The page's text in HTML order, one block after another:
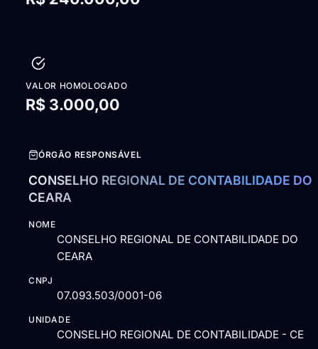
VALOR HOMOLOGADO
R$ 3.000,00
ÓRGÃO RESPONSÁVEL
CONSELHO REGIONAL DE CONTABILIDADE DO
CEARA
NOME
CONSELHO REGIONAL DE CONTABILIDADE DO
CEARA
CNPJ
07.093.503/0001-06
UNIDADE
CONSELHO REGIONAL DE CONTABILIDADE - CE